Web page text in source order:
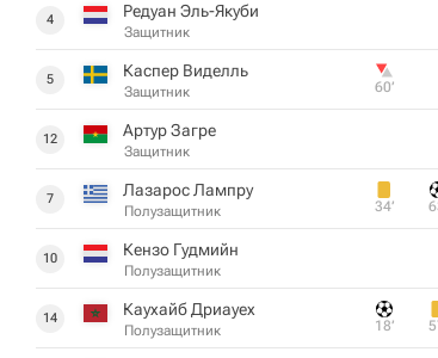
4 Редуан Эль-Якуби
Защитник
5 Каспер Виделль
Защитник 60‎’‎
12 Артур Загре
Защитник
7 Лазарос Лампру
Полузащитник 34‎’‎
10 Кензо Гудмийн
Полузащитник
14 Каухайб Дриауех
Полузащитник 18‎’‎